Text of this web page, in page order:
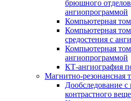
брюшного
ангиопрограммой
Компьютерная
Компьютерная
средостения с
Компьютерная
ангиопрограммой
КТ-ангиография
Магнитно-резонансная
Дообследование
контрастного